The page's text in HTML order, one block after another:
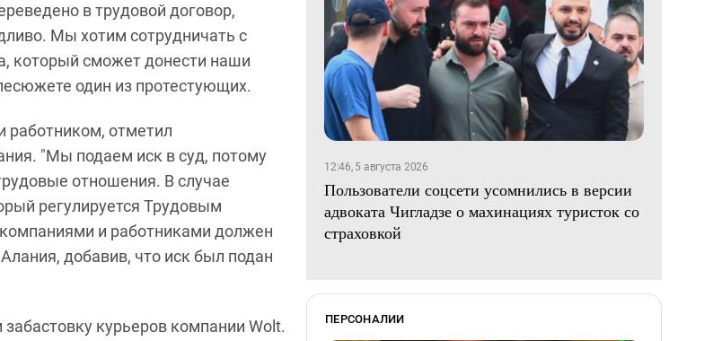
в трудовой договор,
Мы хотим сотрудничать с
который сможет донести наши
один из протестующих.
работником, отметил
"Мы подаем иск в суд, потому
отношения. В случае
регулируется Трудовым
и работниками должен
добавив, что иск был подан
курьеров компании Wolt.
12:46, 5 августа 2026
Пользователи соцсети усомнились в версии
адвоката Чигладзе о махинациях туристок со
страховкой
ПЕРСОНАЛИИ